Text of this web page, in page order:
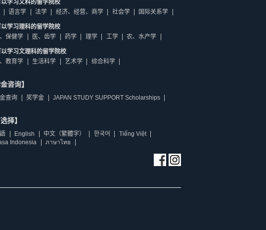
学习文科的留学院校
语言学 法学 经济、经营、商学 社会学 国际关系学
学习理科的留学院校
保健学
医、齿学 药学 理学 工学 农、水产学
学习文理科的留学院校
教育学
生活科学 艺术学 综合科学
咨询】
查询 奖学金 JAPAN STUDY SUPPORT Scholarships
择】
English 中文（繁體字） 한국어
Tiếng Việt
Indonesia
ภาษาไทย